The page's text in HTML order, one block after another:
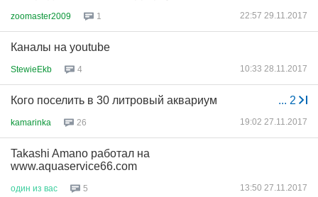
zoomaster2009 1 22:57 29.11.2017
Каналы на youtube
StewieEkb 4 10:33 28.11.2017
... 2
Кого поселить в 30 литровый аквариум
kamarinka 26 19:02 27.11.2017
Takashi Amano работал на
www.aquaservice66.com
один из вас 5 13:50 27.11.2017